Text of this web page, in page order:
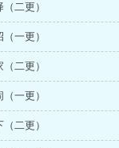
二更）
一更）
二更）
一更）
二更）